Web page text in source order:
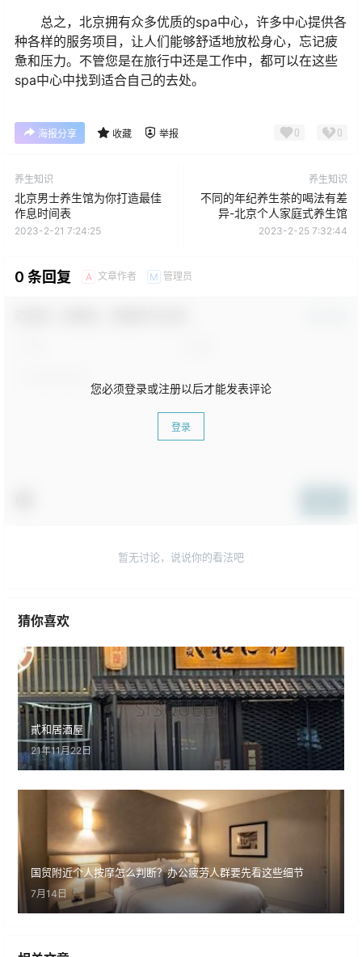
总之，北京拥有众多优质的spa中心，许多中心提供各
种各样的服务项目，让人们能够舒适地放松身心，忘记疲
惫和压力。不管您是在旅行中还是工作中，都可以在这些
spa中心中找到适合自己的去处。
海报分享 收藏 举报 0 0
养生知识
北京男士养生馆为你打造最佳
作息时间表
2023-2-21 7:24:25
养生知识
不同的年纪养生茶的喝法有差
异-北京个人家庭式养生馆
2023-2-25 7:32:44
0 条回复 A 文章作者 M 管理员
您必须登录或注册以后才能发表评论
登录
暂无讨论，说说你的看法吧
猜你喜欢
貳和居酒屋
21年11月22日
国贸附近个人按摩怎么判断？办公疲劳人群要先看这些细节
7月14日